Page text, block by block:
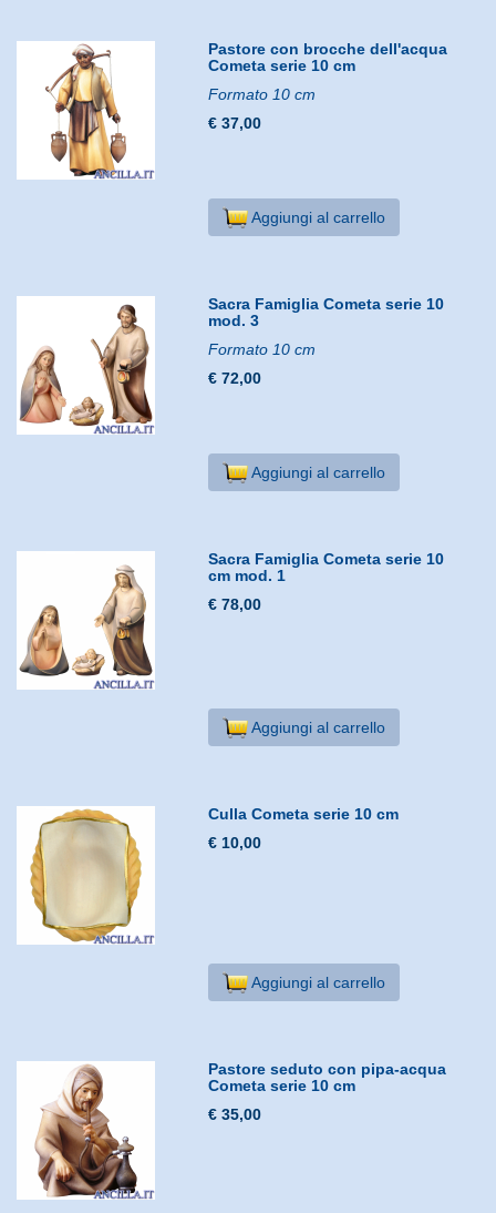
Pastore con brocche dell'acqua
Cometa serie 10 cm
Formato 10 cm
€ 37,00
Aggiungi al carrello
Sacra Famiglia Cometa serie 10
mod. 3
Formato 10 cm
€ 72,00
Aggiungi al carrello
Sacra Famiglia Cometa serie 10
cm mod. 1
€ 78,00
Aggiungi al carrello
Culla Cometa serie 10 cm
€ 10,00
Aggiungi al carrello
Pastore seduto con pipa-acqua
Cometa serie 10 cm
€ 35,00